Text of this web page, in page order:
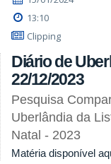
13:10
Clipping
Diário de
22/12/2023
Pesquisa
Uberlândia da
Natal - 2023
Matéria disponível